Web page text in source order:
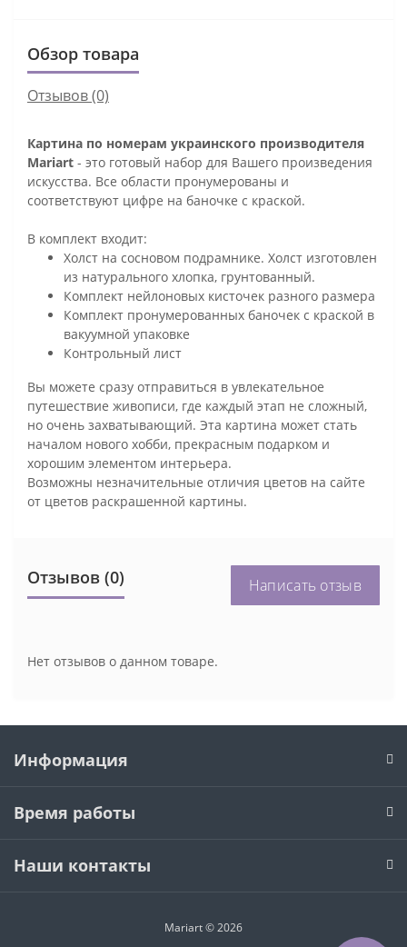
Обзор товара
Отзывов (0)
Картина по номерам украинского производителя
Mariart - это готовый набор для Вашего произведения
искусства. Все области пронумерованы и
соответствуют цифре на баночке с краской.
В комплект входит:
Холст на сосновом подрамнике. Холст изготовлен
из натурального хлопка, грунтованный.
Комплект нейлоновых кисточек разного размера
Комплект пронумерованных баночек с краской в
вакуумной упаковке
Контрольный лист
Вы можете сразу отправиться в увлекательное
путешествие живописи, где каждый этап не сложный,
но очень захватывающий. Эта картина может стать
началом нового хобби, прекрасным подарком и
хорошим элементом интерьера.
Возможны незначительные отличия цветов на сайте
от цветов раскрашенной картины.
Отзывов (0) Написать отзыв
Нет отзывов о данном товаре.
Информация
Время работы
Наши контакты
Mariart © 2026